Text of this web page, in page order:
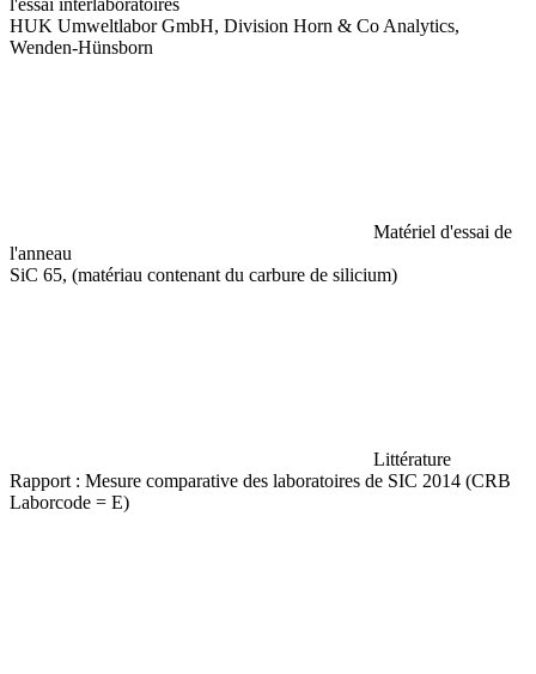
HUK Umweltlabor GmbH, Division Horn & Co Analytics,
Wenden-Hünsborn
Matériel d'essai de
l'anneau
SiC 65, (matériau contenant du carbure de silicium)
Littérature
Rapport : Mesure comparative des laboratoires de SIC 2014 (CRB
Laborcode = E)